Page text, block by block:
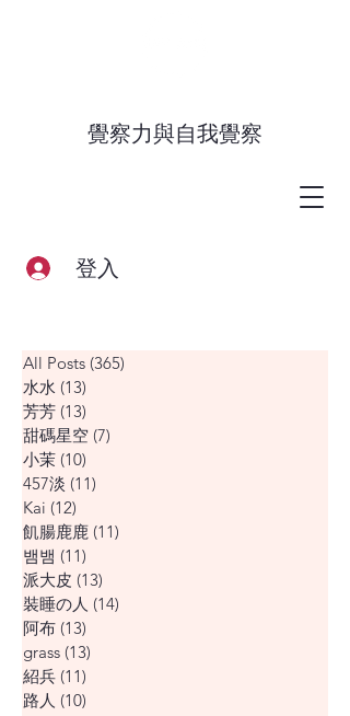
覺察力與自我覺察
登入
All Posts (365)
水水 (13)
芳芳 (13)
甜碼星空 (7)
小茉 (10)
457淡 (11)
Kai (12)
飢腸鹿鹿 (11)
뱀뱀 (11)
派大皮 (13)
裝睡の人 (14)
阿布 (13)
grass (13)
紹兵 (11)
路人 (10)